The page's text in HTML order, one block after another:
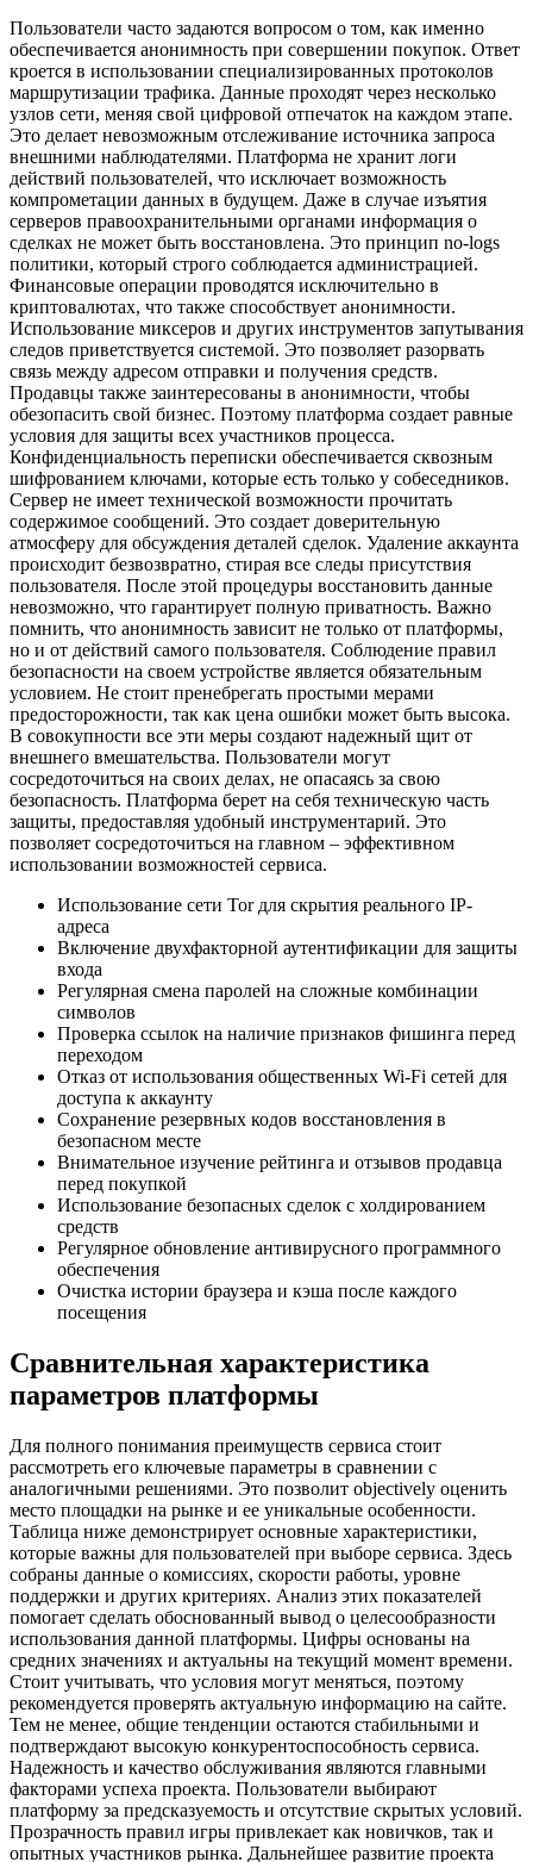
Пользователи часто задаются вопросом о том, как именно
обеспечивается анонимность при совершении покупок. Ответ
кроется в использовании специализированных протоколов
маршрутизации трафика. Данные проходят через несколько
узлов сети, меняя свой цифровой отпечаток на каждом этапе.
Это делает невозможным отслеживание источника запроса
внешними наблюдателями. Платформа не хранит логи
действий пользователей, что исключает возможность
компрометации данных в будущем. Даже в случае изъятия
серверов правоохранительными органами информация о
сделках не может быть восстановлена. Это принцип no-logs
политики, который строго соблюдается администрацией.
Финансовые операции проводятся исключительно в
криптовалютах, что также способствует анонимности.
Использование миксеров и других инструментов запутывания
следов приветствуется системой. Это позволяет разорвать
связь между адресом отправки и получения средств.
Продавцы также заинтересованы в анонимности, чтобы
обезопасить свой бизнес. Поэтому платформа создает равные
условия для защиты всех участников процесса.
Конфиденциальность переписки обеспечивается сквозным
шифрованием ключами, которые есть только у собеседников.
Сервер не имеет технической возможности прочитать
содержимое сообщений. Это создает доверительную
атмосферу для обсуждения деталей сделок. Удаление аккаунта
происходит безвозвратно, стирая все следы присутствия
пользователя. После этой процедуры восстановить данные
невозможно, что гарантирует полную приватность. Важно
помнить, что анонимность зависит не только от платформы,
но и от действий самого пользователя. Соблюдение правил
безопасности на своем устройстве является обязательным
условием. Не стоит пренебрегать простыми мерами
предосторожности, так как цена ошибки может быть высока.
В совокупности все эти меры создают надежный щит от
внешнего вмешательства. Пользователи могут
сосредоточиться на своих делах, не опасаясь за свою
безопасность. Платформа берет на себя техническую часть
защиты, предоставляя удобный инструментарий. Это
позволяет сосредоточиться на главном – эффективном
использовании возможностей сервиса.
Использование сети Tor для скрытия реального IP-
адреса
Включение двухфакторной аутентификации для защиты
входа
Регулярная смена паролей на сложные комбинации
символов
Проверка ссылок на наличие признаков фишинга перед
переходом
Отказ от использования общественных Wi-Fi сетей для
доступа к аккаунту
Сохранение резервных кодов восстановления в
безопасном месте
Внимательное изучение рейтинга и отзывов продавца
перед покупкой
Использование безопасных сделок с холдированием
средств
Регулярное обновление антивирусного программного
обеспечения
Очистка истории браузера и кэша после каждого
посещения
Сравнительная характеристика
параметров платформы
Для полного понимания преимуществ сервиса стоит
рассмотреть его ключевые параметры в сравнении с
аналогичными решениями. Это позволит objectively оценить
место площадки на рынке и ее уникальные особенности.
Таблица ниже демонстрирует основные характеристики,
которые важны для пользователей при выборе сервиса. Здесь
собраны данные о комиссиях, скорости работы, уровне
поддержки и других критериях. Анализ этих показателей
помогает сделать обоснованный вывод о целесообразности
использования данной платформы. Цифры основаны на
средних значениях и актуальны на текущий момент времени.
Стоит учитывать, что условия могут меняться, поэтому
рекомендуется проверять актуальную информацию на сайте.
Тем не менее, общие тенденции остаются стабильными и
подтверждают высокую конкурентоспособность сервиса.
Надежность и качество обслуживания являются главными
факторами успеха проекта. Пользователи выбирают
платформу за предсказуемость и отсутствие скрытых условий.
Прозрачность правил игры привлекает как новичков, так и
опытных участников рынка. Дальнейшее развитие проекта